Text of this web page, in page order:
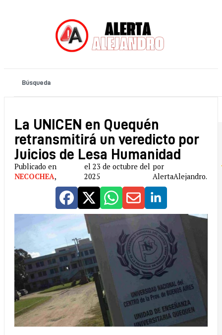
La UNICEN en Quequén
retransmitirá un veredicto por
Juicios de Lesa Humanidad
Publicado en
NECOCHEA,
el 23 de octubre del
2025
por
AlertaAlejandro.